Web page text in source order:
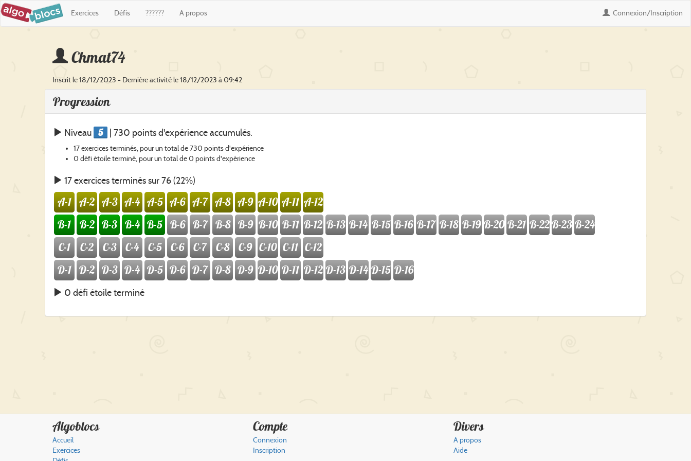
Connexion/Inscription
Exercices Défis ?????? A propos
Chmat74
Inscrit le 18/12/2023 - Dernière activité le 18/12/2023 à 09:42
Progression
Niveau 5 | 730 points d'expérience accumulés.
17 exercices terminés, pour un total de 730 points d'expérience
0 défi étoile terminé, pour un total de 0 points d'expérience
17 exercices terminés sur 76 (22%)
A-1 A-2 A-3 A-4 A-5 A-6 A-7 A-8 A-9 A-10 A-11 A-12
B-1
B-2 B-3 B-4 B-5 B-6 B-7 B-8 B-9 B-10 B-11 B-12 B-13 B-14 B-15 B-16 B-17 B-18 B-19 B-20 B-21 B-22B-23B-24
C-1
C-2 C-3 C-4 C-5 C-6 C-7 C-8 C-9 C-10 C-11 C-12
D-1 D-2 D-3 D-4 D-5 D-6 D-7 D-8 D-9 D-10 D-11 D-12 D-13 D-14 D-15 D-16
0 défi étoile terminé
Algoblocs
Accueil
Exercices
Compte
Connexion
Inscription
Divers
A propos
Aide